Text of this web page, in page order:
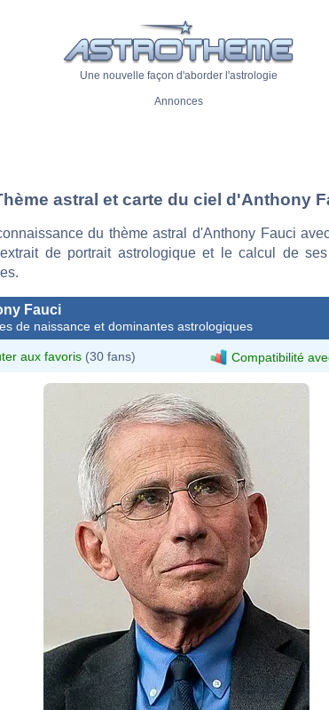
Une nouvelle façon d'aborder l'astrologie
Annonces
astral et carte du ciel d'Anthony
du thème astral d'Anthony Fauci
de portrait astrologique et le calcul de
Fauci
de naissance et dominantes astrologiques
aux favoris (30 fans) Compatibilité